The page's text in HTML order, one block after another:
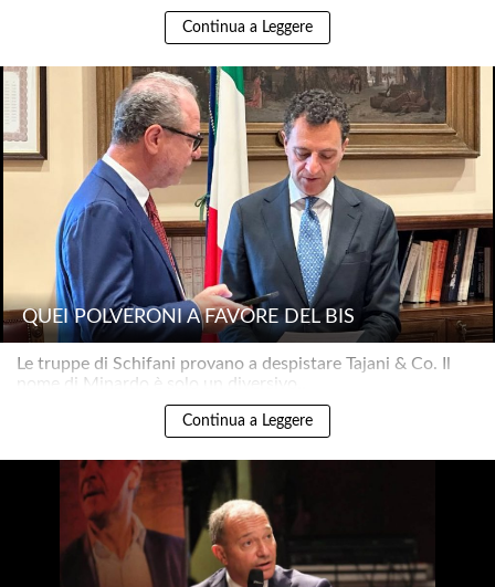
Continua a Leggere
QUEI POLVERONI A FAVORE DEL BIS
Le truppe di Schifani provano a despistare Tajani & Co. Il
nome di Minardo è solo un diversivo..
Continua a Leggere